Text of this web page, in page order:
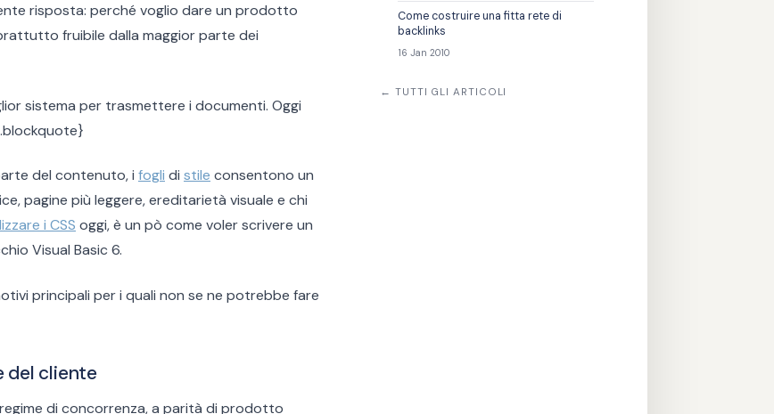
risposta: perché voglio dare un prodotto
fruibile dalla maggior parte dei
sistema per trasmettere i documenti. Oggi
del contenuto, i fogli di stile consentono un
pagine più leggere, ereditarietà visuale e chi
i CSS oggi, è un pò come voler scrivere un
Visual Basic 6.
principali per i quali non se ne potrebbe fare
del cliente
di concorrenza, a parità di prodotto
Come costruire una fitta rete di
backlinks
16 Jan 2010
← TUTTI GLI ARTICOLI